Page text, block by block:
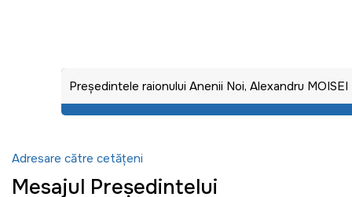
Adresare către cetățeni
Mesajul Președintelui
Preşedintele raionului Anenii Noi, Alexandru MOISEI